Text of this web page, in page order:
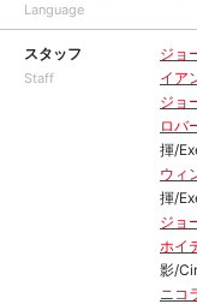
Language
スタッフ
Staff
ジョ
イア
ジョ
ロバ
揮/
ウィ
揮/
ジョ
ホイ
影/
ニコ